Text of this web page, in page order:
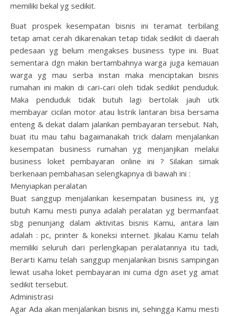
memiliki bekal yg sedikit.
Buat prospek kesempatan bisnis ini teramat terbilang
tetap amat cerah dikarenakan tetap tidak sedikit di daerah
pedesaan yg belum mengakses business type ini. Buat
sementara dgn makin bertambahnya warga juga kemauan
warga yg mau serba instan maka menciptakan bisnis
rumahan ini makin di cari-cari oleh tidak sedikit penduduk.
Maka penduduk tidak butuh lagi bertolak jauh utk
membayar cicilan motor atau listrik lantaran bisa bersama
enteng & dekat dalam jalankan pembayaran tersebut. Nah,
buat itu mau tahu bagaimanakah trick dalam menjalankan
kesempatan business rumahan yg menjanjikan melalui
business loket pembayaran online ini ? Silakan simak
berkenaan pembahasan selengkapnya di bawah ini :
Menyiapkan peralatan
Buat sanggup menjalankan kesempatan business ini, yg
butuh Kamu mesti punya adalah peralatan yg bermanfaat
sbg penunjang dalam aktivitas bisnis Kamu, antara lain
adalah : pc, printer & koneksi internet. Jikalau Kamu telah
memiliki seluruh dari perlengkapan peralatannya itu tadi,
Berarti Kamu telah sanggup menjalankan bisnis sampingan
lewat usaha loket pembayaran ini cuma dgn aset yg amat
sedikit tersebut.
Administrasi
Agar Ada akan menjalankan bisnis ini, sehingga Kamu mesti